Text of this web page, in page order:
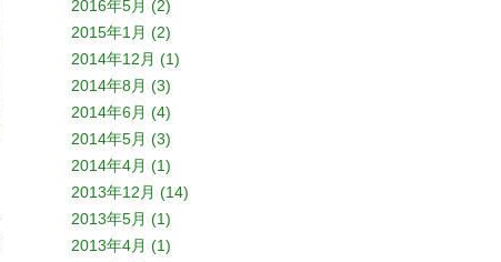
2016年5月 (2)
2015年1月 (2)
2014年12月 (1)
2014年8月 (3)
2014年6月 (4)
2014年5月 (3)
2014年4月 (1)
2013年12月 (14)
2013年5月 (1)
2013年4月 (1)